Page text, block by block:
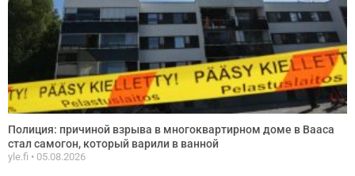
Полиция: причиной взрыва в многоквартирном доме в Вааса
стал самогон, который варили в ванной
yle.fi 05.08.2026